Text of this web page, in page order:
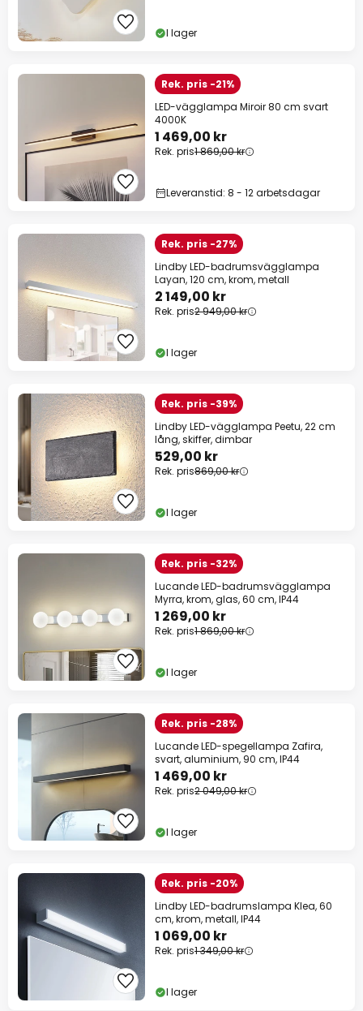
I lager
Rek. pris -21%
LED-vägglampa Miroir 80 cm svart
4000K
1 469,00 kr
Rek. pris1 869,00 kr
Leveranstid: 8 - 12 arbetsdagar
Rek. pris -27%
Lindby LED-badrumsvägglampa
Layan, 120 cm, krom, metall
2 149,00 kr
Rek. pris2 949,00 kr
I lager
Rek. pris -39%
Lindby LED-vägglampa Peetu, 22 cm
lång, skiffer, dimbar
529,00 kr
Rek. pris869,00 kr
I lager
Rek. pris -32%
Lucande LED-badrumsvägglampa
Myrra, krom, glas, 60 cm, IP44
1 269,00 kr
Rek. pris1 869,00 kr
I lager
Rek. pris -28%
Lucande LED-spegellampa Zafira,
svart, aluminium, 90 cm, IP44
1 469,00 kr
Rek. pris2 049,00 kr
I lager
Rek. pris -20%
Lindby LED-badrumslampa Klea, 60
cm, krom, metall, IP44
1 069,00 kr
Rek. pris1 349,00 kr
I lager